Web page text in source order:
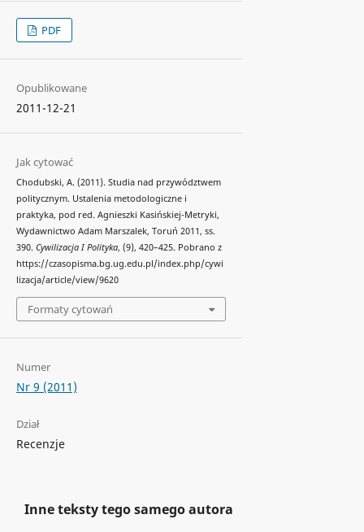
PDF
Opublikowane
2011-12-21
Jak cytować
Chodubski, A. (2011). Studia nad przywództwem
politycznym. Ustalenia metodologiczne i
praktyka, pod red. Agnieszki Kasińskiej-Metryki,
Wydawnictwo Adam Marszalek, Toruń 2011, ss.
390. Cywilizacja I Polityka, (9), 420–425. Pobrano z
https://czasopisma.bg.ug.edu.pl/index.php/cywi
lizacja/article/view/9620
Formaty cytowań
Numer
Nr 9 (2011)
Dział
Recenzje
Inne teksty tego samego autora